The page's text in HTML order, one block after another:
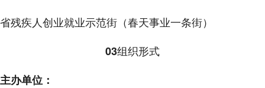
省残疾人创业就业示范街（春天事业一条街）
03组织形式
主办单位：